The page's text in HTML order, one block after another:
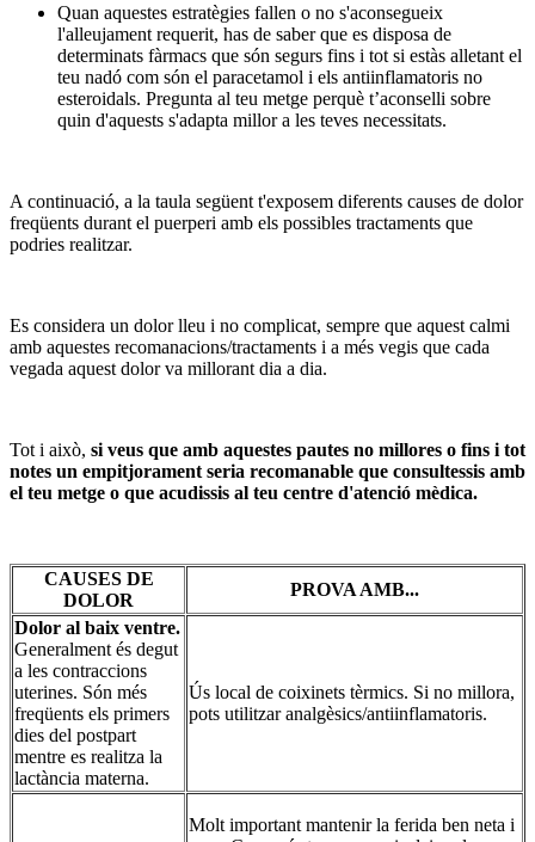
Quan aquestes estratègies fallen o no s'aconsegueix
l'alleujament requerit, has de saber que es disposa de
determinats fàrmacs que són segurs fins i tot si estàs alletant el
teu nadó com són el paracetamol i els antiinflamatoris no
esteroidals. Pregunta al teu metge perquè t’aconselli sobre
quin d'aquests s'adapta millor a les teves necessitats.
A continuació, a la taula següent t'exposem diferents causes de dolor
freqüents durant el puerperi amb els possibles tractaments que
podries realitzar.
Es considera un dolor lleu i no complicat, sempre que aquest calmi
amb aquestes recomanacions/tractaments i a més vegis que cada
vegada aquest dolor va millorant dia a dia.
Tot i això, si veus que amb aquestes pautes no millores o fins i tot
notes un empitjorament seria recomanable que consultessis amb
el teu metge o que acudissis al teu centre d'atenció mèdica.
CAUSES DE
DOLOR
PROVA AMB...
Dolor al baix ventre.
Generalment és degut
a les contraccions
uterines. Són més
freqüents els primers
dies del postpart
mentre es realitza la
lactància materna.
Ús local de coixinets tèrmics. Si no millora,
pots utilitzar analgèsics/antiinflamatoris.
Molt important mantenir la ferida ben neta i